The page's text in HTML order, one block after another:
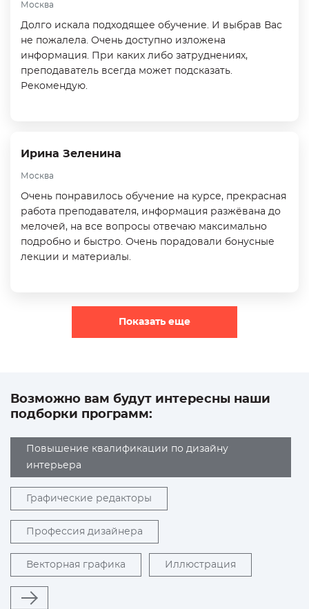
Москва
Долго искала подходящее обучение. И выбрав Вас
не пожалела. Очень доступно изложена
информация. При каких либо затруднениях,
преподаватель всегда может подсказать.
Рекомендую.
Ирина Зеленина
Москва
Очень понравилось обучение на курсе, прекрасная
работа преподавателя, информация разжёвана до
мелочей, на все вопросы отвечаю максимально
подробно и быстро. Очень порадовали бонусные
лекции и материалы.
Показать еще
Возможно вам будут интересны наши
подборки программ:
Повышение квалификации по дизайну
интерьера
Графические редакторы
Профессия дизайнера
Векторная графика Иллюстрация